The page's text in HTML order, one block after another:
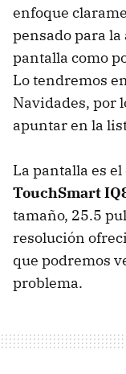
enfoque
pensado para
pantalla como
Lo tendremos
Navidades, por
apuntar en la
La pantalla es
TouchSmart
tamaño, 25.5
resolución
que podremos
problema.